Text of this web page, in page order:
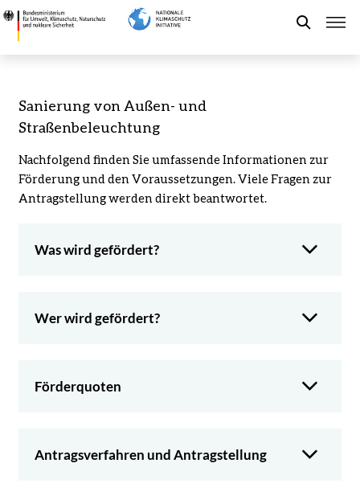
Direkt
zum
4.2.1
Sanierung
Straßenbeleuchtung
Klimaschutz,
Aktuelles
Leichte Sprache
Sanierung von Außen- und
Straßenbeleuchtung
Nachfolgend finden Sie umfassende Informationen zur
Förderung und den Voraussetzungen. Viele Fragen zur
Antragstellung werden direkt beantwortet.
Was wird gefördert?
Wer wird gefördert?
Förderquoten
Antragsverfahren und Antragstellung